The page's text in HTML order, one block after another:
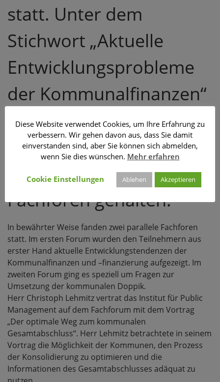
statt. Unter dem
Stichwort „Aktuelle
Entwicklungsprobleme
der Kommunalfinanzen“
wurden Fachvorträge
und Diskussionen in
zwei parallelen
Fachforen gehalten.
In bewährter Weise fanden zwei parallele Fachforen
statt. Im ersten Forum wurden den Teilnehmern aus
erster Hand aktuelle Entwicklungstendenzen der
Kommunalfinanzen und –finanzierung aufgezeigt. Im
zweiten Forum ging es speziell um Fragen zur
Umsetzung der kommunalen Doppik.
Herr Christoph Lehmitz vertrat das Institut für Public
Management auf dem Fachforum mit dem Vortrag
„Der optimale Weg zum kommunalen
Gesamtabschluss“. Herr Lehmitz betrachtete in seinem
Vortrag die Möglichkeit der Kommunen, den Prozess
der Konsolidierung zu optimieren und die
Informationen des Gesamtabschlusses adäquat zu
Diese Website verwendet Cookies, um Ihre Erfahrung zu
verbessern. Wir gehen davon aus, dass Sie damit
einverstanden sind, aber Sie können sich abmelden,
wenn Sie dies wünschen. Mehr erfahren
Cookie Einstellungen Ablehen Akzeptieren